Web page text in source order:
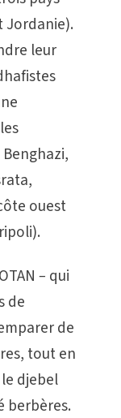
Jordanie).
leur
ouest
– qui
de
de
tout en
djebel
berbères.